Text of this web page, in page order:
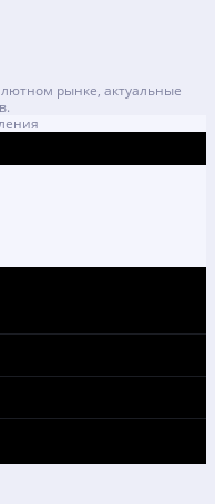
рынке, актуальные